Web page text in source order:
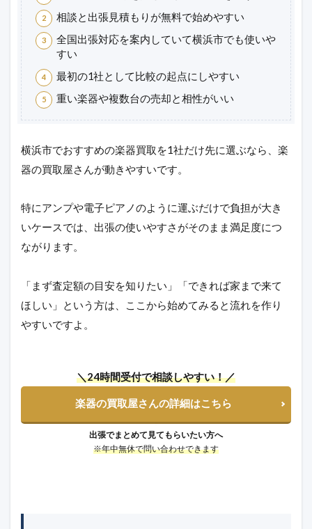
相談と出張見積もりが無料で始めやすい
全国出張対応を案内していて横浜市でも使いや
すい
最初の1社として比較の起点にしやすい
重い楽器や複数台の売却と相性がいい
横浜市でおすすめの楽器買取を1社だけ先に選ぶなら、楽
器の買取屋さんが動きやすいです。
特にアンプや電子ピアノのように運ぶだけで負担が大き
いケースでは、出張の使いやすさがそのまま満足度につ
ながります。
「まず査定額の目安を知りたい」「できれば家まで来て
ほしい」という方は、ここから始めてみると流れを作り
やすいですよ。
＼24時間受付で相談しやすい！／
楽器の買取屋さんの詳細はこちら
出張でまとめて見てもらいたい方へ
※年中無休で問い合わせできます